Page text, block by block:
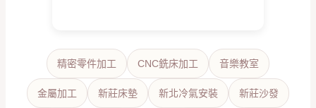
精密零件加工 CNC銑床加工 音樂教室
金屬加工 新莊床墊 新北冷氣安裝 新莊沙發